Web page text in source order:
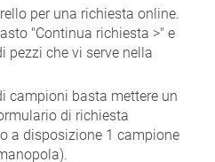
per una richiesta online.
"Continua richiesta >" e
pezzi che vi serve nella
campioni basta mettere un
di richiesta
a disposizione 1 campione